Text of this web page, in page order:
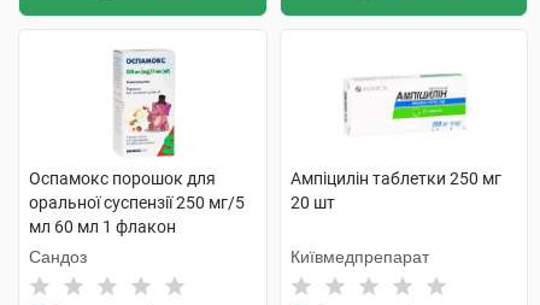
Оспамокс порошок для
оральної суспензії 250 мг/5
мл 60 мл 1 флакон
Сандоз
Ампіцилін таблетки 250 мг
20 шт
Київмедпрепарат